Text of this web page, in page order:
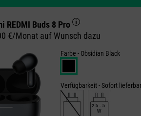
REDMI Buds 8 Pro
€/Monat auf Wunsch dazu
Farbe - Obsidian Black
Verfügbarkeit -Sofort lieferbar
2.5 - 5
W